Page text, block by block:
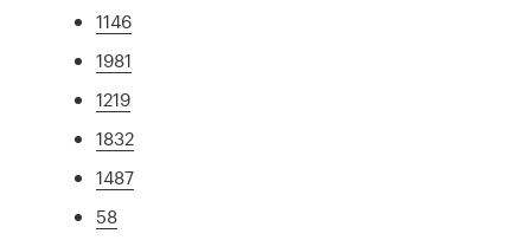
1146
1981
1219
1832
1487
58